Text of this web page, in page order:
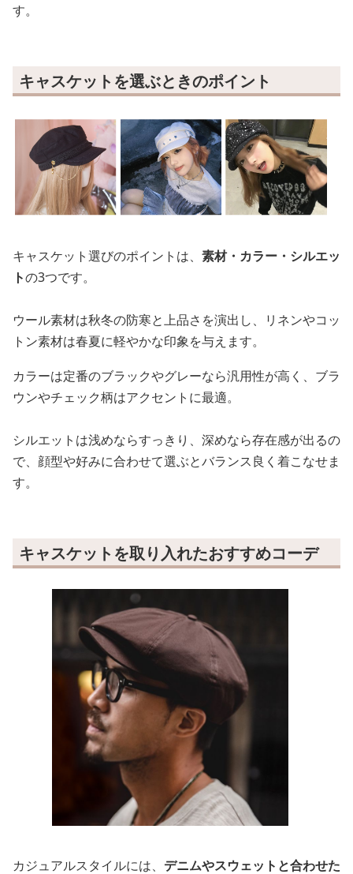
す。
キャスケットを選ぶときのポイント
キャスケット選びのポイントは、 素材・カラー・シルエッ
トの3つです。
ウール素材は秋冬の防寒と上品さを演出し、リネンやコッ
トン素材は春夏に軽やかな印象を与えます。
カラーは定番のブラックやグレーなら汎用性が高く、ブラ
ウンやチェック柄はアクセントに最適。
シルエットは浅めならすっきり、深めなら存在感が出るの
で、顔型や好みに合わせて選ぶとバランス良く着こなせま
す。
キャスケットを取り入れたおすすめコーデ
カジュアルスタイルには、 デニムやスウェットと合わせた